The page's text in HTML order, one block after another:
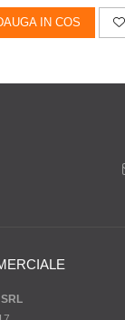
IN COS